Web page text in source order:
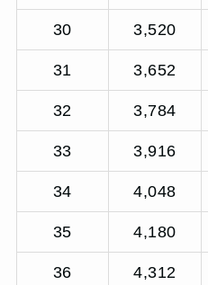
30 3,520
31 3,652
32 3,784
33 3,916
34 4,048
35 4,180
36 4,312